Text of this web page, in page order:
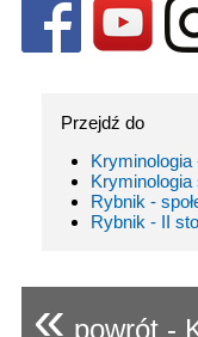
Przejdź do
Kryminologia
Rybnik -
Rybnik - II
« powrót -